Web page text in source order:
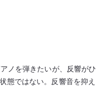
ノを弾きたいが、反響がひ
態ではない。反響音を抑え